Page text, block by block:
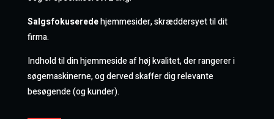
Salgsfokuseredehjemmesider, skræddersyet til dit
firma.
Indhold til din hjemmeside af høj kvalitet, der rangerer i
søgemaskinerne, og derved skaffer dig relevante
besøgende (og kunder).